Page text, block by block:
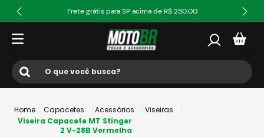
Frete grátis para SP acima de R$ 250,00
O que você busca?
1º ls2
Capacetes Acessórios
Viseiras
Viseira Capacete MT Stinger
2 V-28B Vermelha